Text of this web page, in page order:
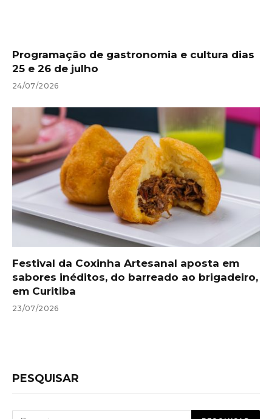
Programação de gastronomia e cultura dias
25 e 26 de julho
24/07/2026
Festival da Coxinha Artesanal aposta em
sabores inéditos, do barreado ao brigadeiro,
em Curitiba
23/07/2026
PESQUISAR